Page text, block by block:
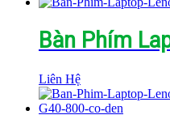
Bàn Phím
Liên Hệ